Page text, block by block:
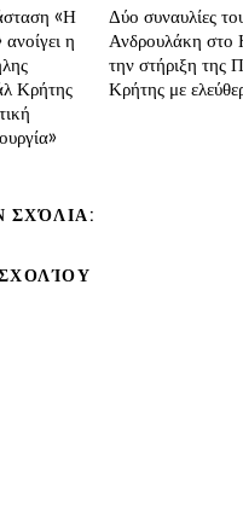
«Η
η
Κρήτης
Δύο συναυλίες
Ανδρουλάκη στο
την στήριξη της
Κρήτης με
ΣΧΌΛΙΑ: